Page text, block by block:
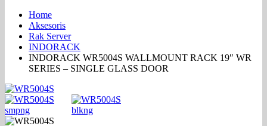
Home
Aksesoris
Rak Server
INDORACK
INDORACK WR5004S WALLMOUNT RACK 19″ WR
SERIES – SINGLE GLASS DOOR